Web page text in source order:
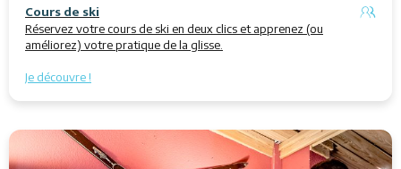
Cours de ski
Réservez votre cours de ski en deux clics et apprenez (ou
améliorez) votre pratique de la glisse.
Je découvre !